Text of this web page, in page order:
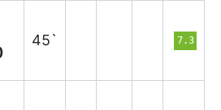
45` 7.3